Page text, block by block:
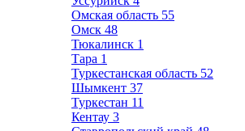
Омская область 55
Омск 48
Тюкалинск 1
Тара 1
Туркестанская область 52
Шымкент 37
Туркестан 11
Кентау 3